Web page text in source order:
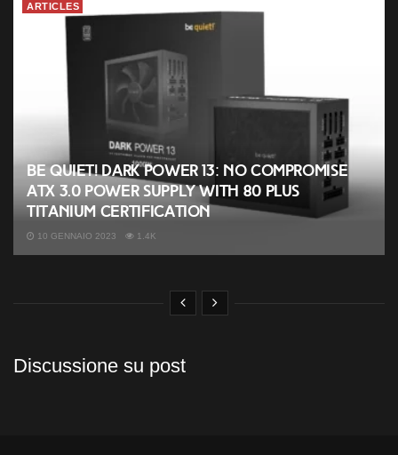
ARTICLES
be quiet! Dark Power 13: No compromise
ATX 3.0 power supply with 80 PLUS
Titanium certification
10 GENNAIO 2023 1.4K
Discussione su post